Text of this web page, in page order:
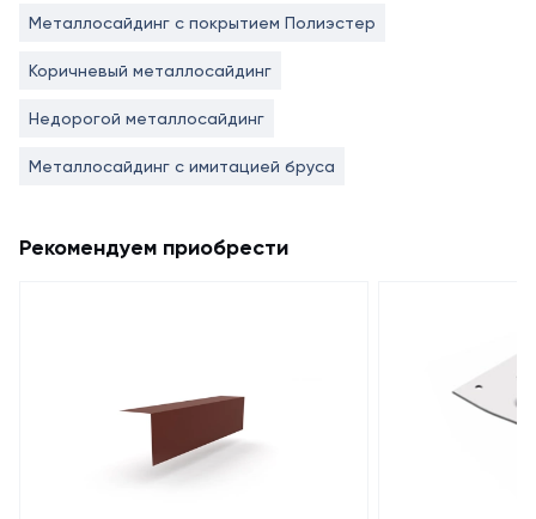
Металлосайдинг с покрытием Полиэстер
Коричневый металлосайдинг
Недорогой металлосайдинг
Металлосайдинг с имитацией бруса
Рекомендуем приобрести